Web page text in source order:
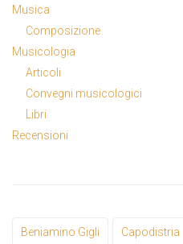
Musica
Composizione
Musicologia
Articoli
Convegni musicologici
Libri
Recensioni
Beniamino Gigli Capodistria